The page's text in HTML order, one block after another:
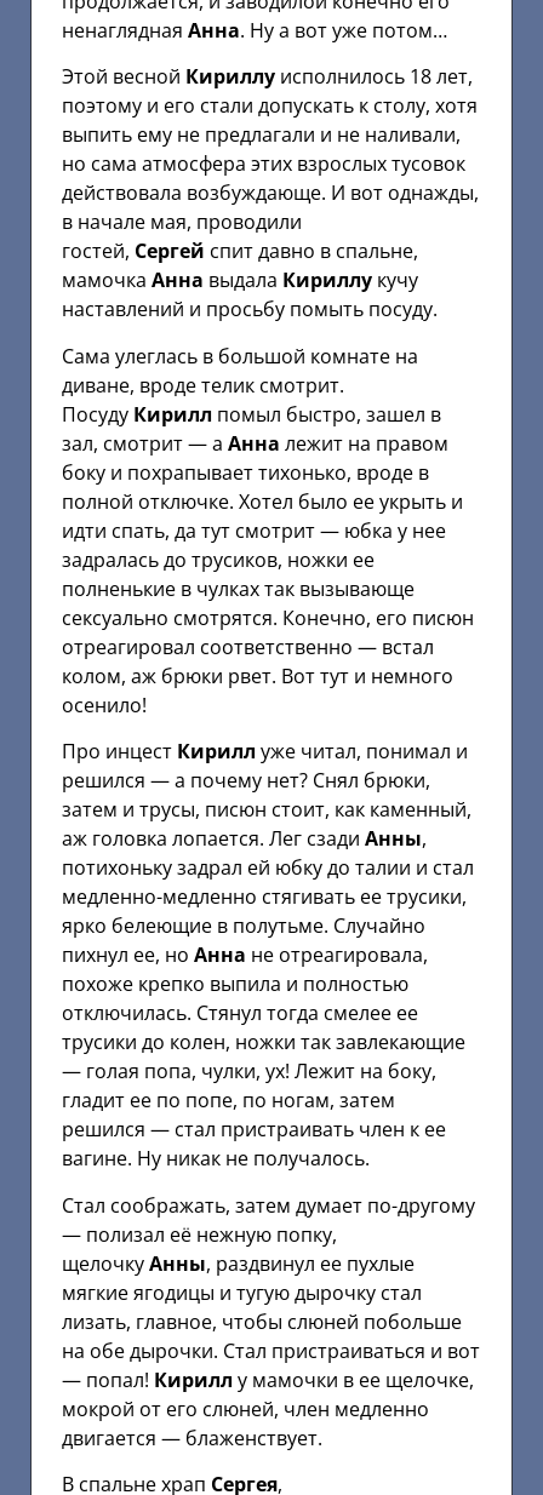
ненаглядная Анна. Ну а вот уже потом…
Этой весной Кириллу исполнилось 18 лет,
поэтому и его стали допускать к столу, хотя
выпить ему не предлагали и не наливали,
но сама атмосфера этих взрослых тусовок
действовала возбуждающе. И вот однажды,
в начале мая, проводили
гостей, Сергей спит давно в спальне,
мамочка Анна выдала Кириллу кучу
наставлений и просьбу помыть посуду.
Сама улеглась в большой комнате на
диване, вроде телик смотрит.
Посуду Кирилл помыл быстро, зашел в
зал, смотрит — а Анна лежит на правом
боку и похрапывает тихонько, вроде в
полной отключке. Хотел было ее укрыть и
идти спать, да тут смотрит — юбка у нее
задралась до трусиков, ножки ее
полненькие в чулках так вызывающе
сексуально смотрятся. Конечно, его писюн
отреагировал соответственно — встал
колом, аж брюки рвет. Вот тут и немного
осенило!
Про инцест Кирилл уже читал, понимал и
решился — а почему нет? Снял брюки,
затем и трусы, писюн стоит, как каменный,
аж головка лопается. Лег сзади Анны,
потихоньку задрал ей юбку до талии и стал
медленно-медленно стягивать ее трусики,
ярко белеющие в полутьме. Случайно
пихнул ее, но Анна не отреагировала,
похоже крепко выпила и полностью
отключилась. Стянул тогда смелее ее
трусики до колен, ножки так завлекающие
— голая попа, чулки, ух! Лежит на боку,
гладит ее по попе, по ногам, затем
решился — стал пристраивать член к ее
вагине. Ну никак не получалось.
Стал соображать, затем думает по-другому
— полизал её нежную попку,
щелочкуАнны, раздвинул ее пухлые
мягкие ягодицы и тугую дырочку стал
лизать, главное, чтобы слюней побольше
на обе дырочки. Стал пристраиваться и вот
— попал! Кирилл у мамочки в ее щелочке,
мокрой от его слюней, член медленно
двигается — блаженствует.
В спальне храп Сергея,